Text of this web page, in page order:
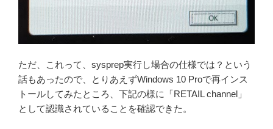
ただ、これって、sysprep実行し場合の仕様では？という
話もあったので、とりあえずWindows 10 Proで再インス
トールしてみたところ、下記の様に「RETAIL channel」
として認識されていることを確認できた。